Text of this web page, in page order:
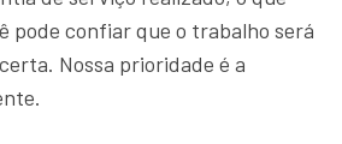
pode confiar que o trabalho será
Nossa prioridade é a